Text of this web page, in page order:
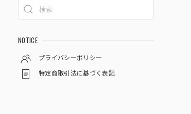
NOTICE
プライバシーポリシー
特定商取引法に基づく表記